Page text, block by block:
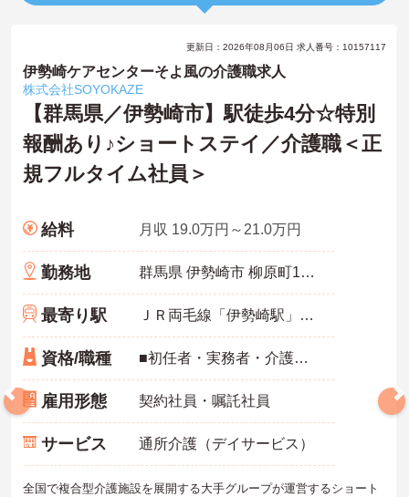
更新日：2026年08月06日 求人番号：10157117
伊勢崎ケアセンターそよ風の介護職求人
株式会社SOYOKAZE
【群馬県／伊勢崎市】駅徒歩4分☆特別
報酬あり♪ショートステイ／介護職＜正
規フルタイム社員＞
給料 月収 19.0万円～21.0万円
勤務地 群馬県 伊勢崎市 柳原町19-1
最寄り駅 ＪＲ両毛線「伊勢崎駅」徒歩4分
資格/職種 ■初任者・実務者・介護福祉士のいずれかお持ちの方 ■普通自動車運転免許 ■経験：不問
雇用形態 契約社員・嘱託社員
サービス 通所介護（デイサービス）
全国で複合型介護施設を展開する大手グループが運営するショート